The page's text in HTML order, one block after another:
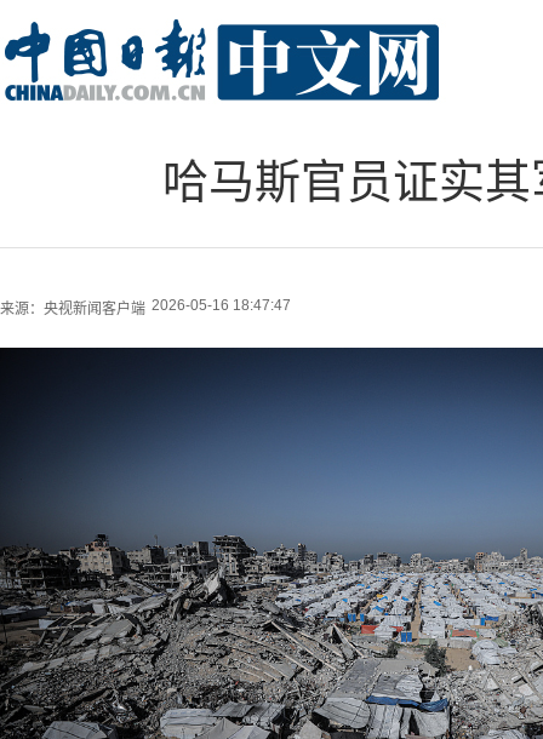
哈马斯官员证实
来源： 央视新闻客户端 2026-05-16 18:47:47